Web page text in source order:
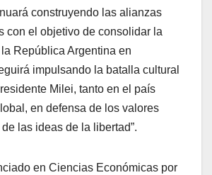
construyendo las alianzas
con el objetivo de consolidar la
República Argentina en
impulsando la batalla cultural
Milei, tanto en el país
en defensa de los valores
las ideas de la libertad”.
en Ciencias Económicas por